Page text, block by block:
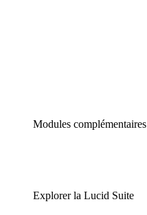
Modules complémentaires
Explorer la Lucid Suite